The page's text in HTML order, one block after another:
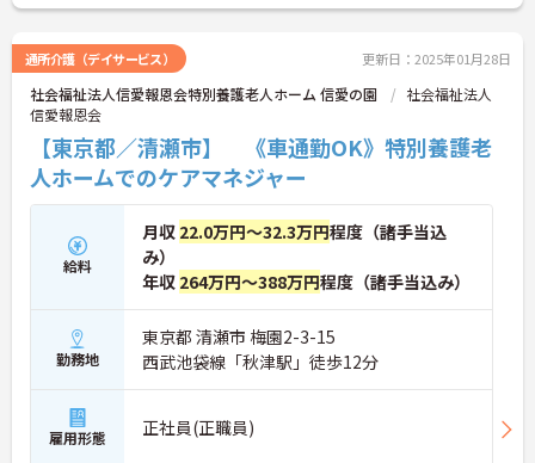
通所介護（デイサービス） 更新日：2025年01月28日
社会福祉法人信愛報恩会特別養護老人ホーム 信愛の園
社会福祉法人
信愛報恩会
【東京都／清瀬市】 《車通勤OK》特別養護老
人ホームでのケアマネジャー
給料
月収 22.0万円～32.3万円程度（諸手当込
み）
年収 264万円～388万円程度（諸手当込み）
勤務地
東京都 清瀬市 梅園2-3-15
西武池袋線「秋津駅」徒歩12分
雇用形態 正社員(正職員)